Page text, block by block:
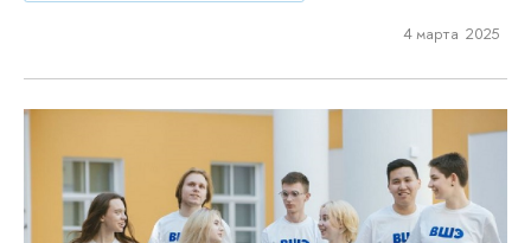
4 марта 2025